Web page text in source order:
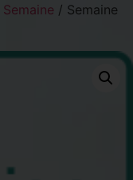
Semaine / Semaine